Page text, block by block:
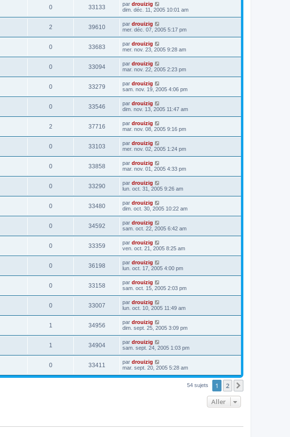
0 33133 par drouizig
dim. déc. 11, 2005 10:01 am
2 39610 par drouizig
mer. déc. 07, 2005 5:17 pm
0 33683 par drouizig
mer. nov. 23, 2005 9:28 am
0 33094 par drouizig
mar. nov. 22, 2005 2:23 pm
0 33279 par drouizig
sam. nov. 19, 2005 4:06 pm
0 33546 par drouizig
dim. nov. 13, 2005 11:47 am
2 37716 par drouizig
mar. nov. 08, 2005 9:16 pm
0 33103 par drouizig
mer. nov. 02, 2005 1:24 pm
0 33858 par drouizig
mar. nov. 01, 2005 4:33 pm
0 33290 par drouizig
lun. oct. 31, 2005 9:26 am
0 33480 par drouizig
dim. oct. 30, 2005 10:22 am
0 34592 par drouizig
sam. oct. 22, 2005 6:42 am
0 33359 par drouizig
ven. oct. 21, 2005 8:25 am
0 36198 par drouizig
lun. oct. 17, 2005 4:00 pm
0 33158 par drouizig
sam. oct. 15, 2005 2:03 pm
0 33007 par drouizig
lun. oct. 10, 2005 11:49 am
1 34956 par drouizig
dim. sept. 25, 2005 3:09 pm
1 34904 par drouizig
sam. sept. 24, 2005 1:03 pm
0 33411 par drouizig
mar. sept. 20, 2005 5:28 am
54 sujets 1 2
Aller